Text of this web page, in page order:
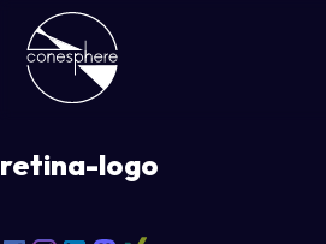
retina-logo